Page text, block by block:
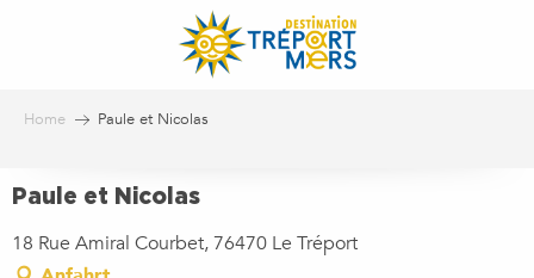
Home Paule et Nicolas
Paule et Nicolas
18 Rue Amiral Courbet, 76470 Le Tréport